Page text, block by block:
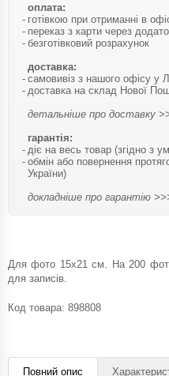
оплата:
готівкою при отриманні в
переказ з карти через
безготівковий розрахунок
доставка:
самовивіз з нашого офісу у
доставка на склад Нової
детальніше про доставку
гарантія:
діє на весь товар (згідно з
обмін або повернення
України)
докладніше про гарантію
Для фото 15х21 см. На 200
для записів.
Код товара: 898808
Повний опис